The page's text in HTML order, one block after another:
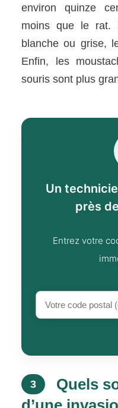
environ quinze
moins que le rat.
blanche ou grise,
Enfin, les
souris sont plus
Un
près
Entrez votre
3
Quels